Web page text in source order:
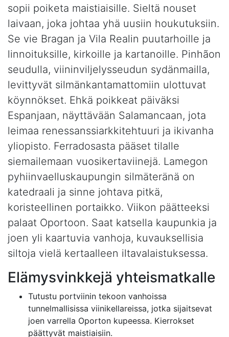
sopii poiketa maistiaisille. Sieltä nouset
laivaan, joka johtaa yhä uusiin houkutuksiin.
Se vie Bragan ja Vila Realin puutarhoille ja
linnoituksille, kirkoille ja kartanoille. Pinhãon
seudulla, viininviljelysseudun sydänmailla,
levittyvät silmänkantamattomiin ulottuvat
köynnökset. Ehkä poikkeat päiväksi
Espanjaan, näyttävään Salamancaan, jota
leimaa renessanssiarkkitehtuuri ja ikivanha
yliopisto. Ferradosasta pääset tilalle
siemailemaan vuosikertaviinejä. Lamegon
pyhiinvaelluskaupungin silmäteränä on
katedraali ja sinne johtava pitkä,
koristeellinen portaikko. Viikon päätteeksi
palaat Oportoon. Saat katsella kaupunkia ja
joen yli kaartuvia vanhoja, kuvauksellisia
siltoja vielä kertaalleen iltavalaistuksessa.
Elämysvinkkejä yhteismatkalle
Tutustu portviinin tekoon vanhoissa
tunnelmallisissa viinikellareissa, jotka sijaitsevat
joen varrella Oporton kupeessa. Kierrokset
päättyvät maistiaisiin.